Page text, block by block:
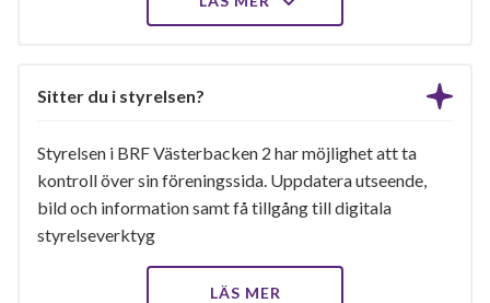
Sitter du i styrelsen?
Styrelsen i BRF Västerbacken 2 har möjlighet att ta
kontroll över sin föreningssida. Uppdatera utseende,
bild och information samt få tillgång till digitala
styrelseverktyg
LÄS MER